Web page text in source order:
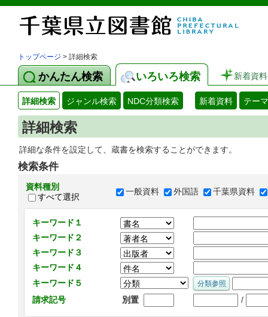
トップページ > 詳細検索
かんたん検索 いろいろ検索 新着資料
詳細検索 ジャンル検索 NDC分類検索 新着資料 テー
詳細検索
詳細な条件を設定して、蔵書を検索することができます。
検索条件
資料種別
すべて選択
一般資料 外国語 千葉県資料
キーワード１
キーワード２
キーワード３
キーワード４
キーワード５
請求記号
別置 /